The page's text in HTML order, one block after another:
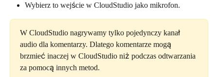
Wybierz to wejście w CloudStudio jako mikrofon.
W CloudStudio nagrywamy tylko pojedynczy kanał
audio dla komentarzy. Dlatego komentarze mogą
brzmieć inaczej w CloudStudio niż podczas odtwarzania
za pomocą innych metod.